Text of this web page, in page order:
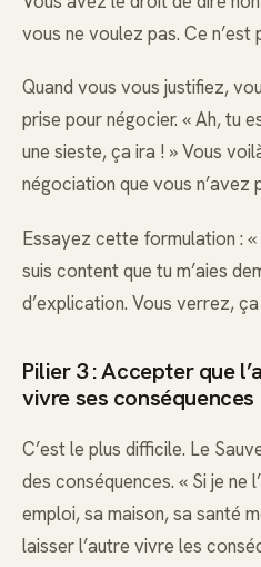
vous ne voulez pas. Ce n’est
Quand vous vous justifiez,
prise pour négocier. « Ah, tu
une sieste, ça ira ! » Vous
négociation que vous n’avez
Essayez cette formulation : «
suis content que tu m’aies
d’explication. Vous verrez,
Pilier 3 : Accepter que
vivre ses conséquences
C’est le plus difficile. Le
des conséquences. « Si je ne
emploi, sa maison, sa santé
laisser l’autre vivre les